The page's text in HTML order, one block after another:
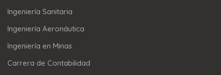
Ingeniería Sanitaria
Ingeniería Aeronáutica
Ingeniería en Minas
Carrera de Contabilidad